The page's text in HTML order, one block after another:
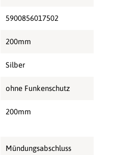
5900856017502
200mm
Silber
ohne Funkenschutz
200mm
Mündungsabschluss